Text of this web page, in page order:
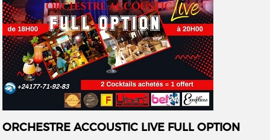
ORCHESTRE ACCOUSTIC LIVE FULL OPTION